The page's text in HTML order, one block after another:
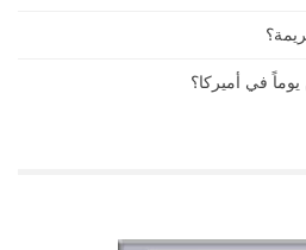
يوماً في أميركا؟